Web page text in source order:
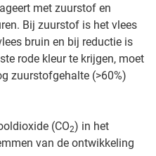
met zuurstof en
Bij zuurstof is het vlees
bruin en bij reductie is
rode kleur te krijgen, moet
zuurstofgehalte (>60%)
(CO2) in het
van de ontwikkeling